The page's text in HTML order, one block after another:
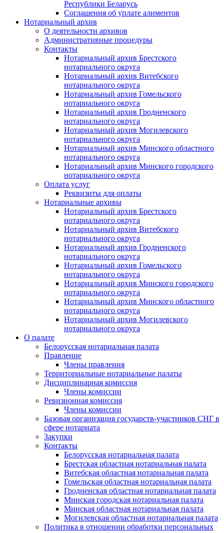
Республики Беларусь
Соглашения об уплате алиментов
Нотариальный архив
О деятельности архивов
Административные процедуры
Контакты
Нотариальный архив Брестского
нотариального округа
Нотариальный архив Витебского
нотариального округа
Нотариальный архив Гомельского
нотариального округа
Нотариальный архив Гродненского
нотариального округа
Нотариальный архив Могилевского
нотариального округа
Нотариальный архив Минского областного
нотариального округа
Нотариальный архив Минского городского
нотариального округа
Оплата услуг
Реквизиты для оплаты
Нотариальные архивы
Нотариальный архив Брестского
нотариального округа
Нотариальный архив Витебского
нотариального округа
Нотариальный архив Гродненского
нотариального округа
Нотариальный архив Гомельского
нотариального округа
Нотариальный архив Минского городского
нотариального округа
Нотариальный архив Минского областного
нотариального округа
Нотариальный архив Могилевского
нотариального округа
О палате
Белорусская нотариальная палата
Правление
Члены правления
Территориальные нотариальные палаты
Дисциплинарная комиссия
Члены комиссии
Ревизионная комиссия
Члены комиссии
Базовая организация государств-участников СНГ в
сфере нотариата
Закупки
Контакты
Белорусская нотариальная палата
Брестская областная нотариальная палата
Витебская областная нотариальная палата
Гомельская областная нотариальная палата
Гродненская областная нотариальная палата
Минская городская нотариальная палата
Минская областная нотариальная палата
Могилевская областная нотариальная палата
Политика в отношении обработки персональных